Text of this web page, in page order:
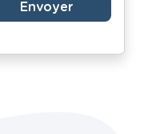
Envoyer